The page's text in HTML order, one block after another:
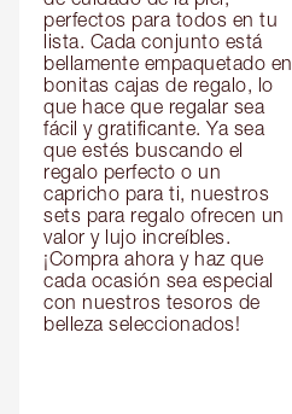
perfectos para todos en tu
lista. Cada conjunto está
bellamente empaquetado en
bonitas cajas de regalo, lo
que hace que regalar sea
fácil y gratificante. Ya sea
que estés buscando el
regalo perfecto o un
capricho para ti, nuestros
sets para regalo ofrecen un
valor y lujo increíbles.
¡Compra ahora y haz que
cada ocasión sea especial
con nuestros tesoros de
belleza seleccionados!